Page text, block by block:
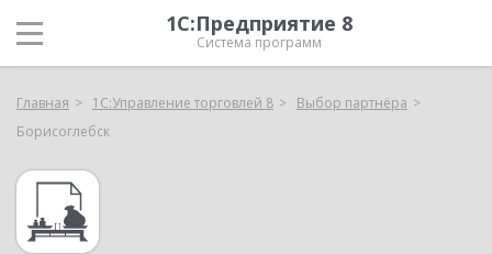
1С:Предприятие 8
Система программ
Главная 1С:Управление торговлей 8
Выбор партнёра
Борисоглебск